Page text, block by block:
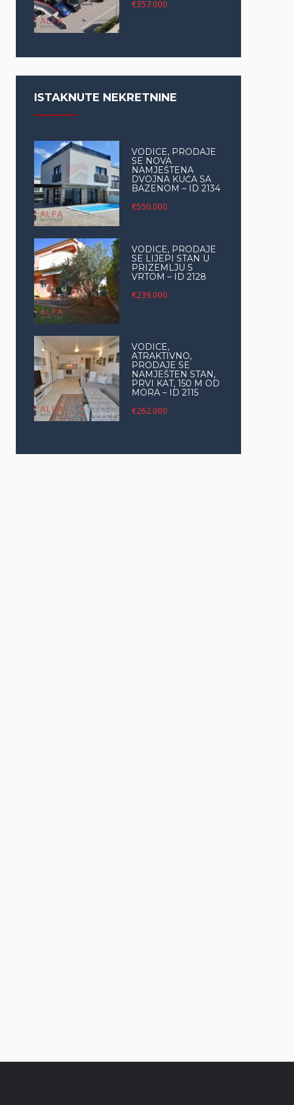
€357.000
ISTAKNUTE NEKRETNINE
VODICE, PRODAJE
SE NOVA
NAMJEŠTENA
DVOJNA KUĆA SA
BAZENOM – ID 2134
€550.000
VODICE, PRODAJE
SE LIJEPI STAN U
PRIZEMLJU S
VRTOM – ID 2128
€239.000
VODICE,
ATRAKTIVNO,
PRODAJE SE
NAMJEŠTEN STAN,
PRVI KAT, 150 M OD
MORA – ID 2115
€262.000